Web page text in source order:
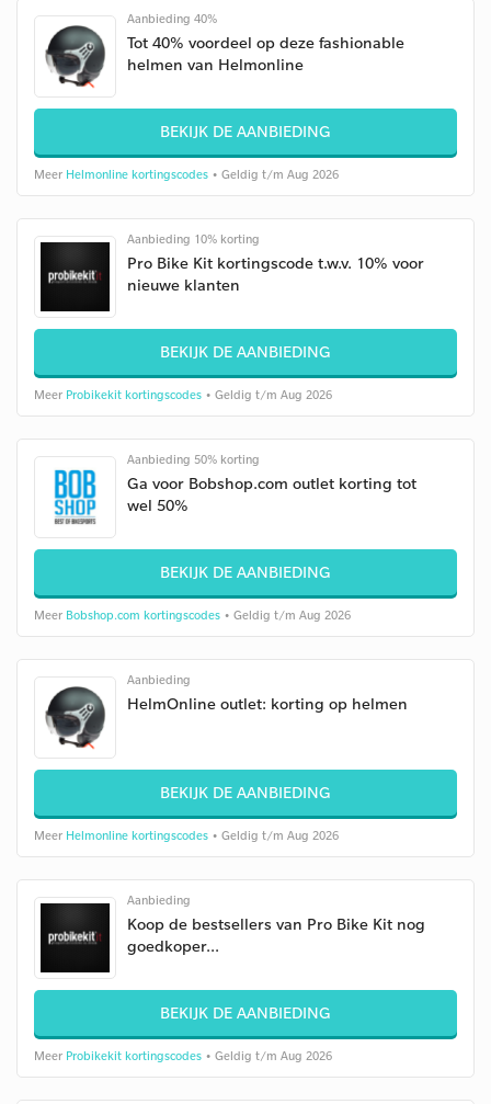
Aanbieding 40%
Tot 40% voordeel op deze fashionable
helmen van Helmonline
BEKIJK DE AANBIEDING
Meer Helmonline kortingscodes • Geldig t/m Aug 2026
Aanbieding 10% korting
Pro Bike Kit kortingscode t.w.v. 10% voor
nieuwe klanten
BEKIJK DE AANBIEDING
Meer Probikekit kortingscodes • Geldig t/m Aug 2026
Aanbieding 50% korting
Ga voor Bobshop.com outlet korting tot
wel 50%
BEKIJK DE AANBIEDING
Meer Bobshop.com kortingscodes • Geldig t/m Aug 2026
Aanbieding
HelmOnline outlet: korting op helmen
BEKIJK DE AANBIEDING
Meer Helmonline kortingscodes • Geldig t/m Aug 2026
Aanbieding
Koop de bestsellers van Pro Bike Kit nog
goedkoper...
BEKIJK DE AANBIEDING
Meer Probikekit kortingscodes • Geldig t/m Aug 2026